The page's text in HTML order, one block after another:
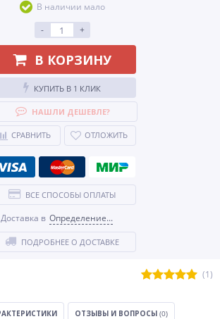
(1)
В наличии мало
-
+
В КОРЗИНУ
КУПИТЬ В 1 КЛИК
НАШЛИ ДЕШЕВЛЕ?
СРАВНИТЬ ОТЛОЖИТЬ
ВСЕ СПОСОБЫ ОПЛАТЫ
Доставка в Определение...
ПОДРОБНЕЕ О ДОСТАВКЕ
ОТЗЫВЫ И ВОПРОСЫ (0)